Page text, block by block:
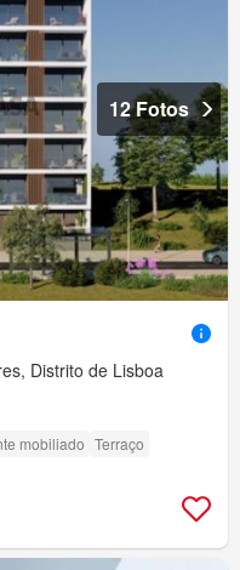
12 Fotos
Distrito de Lisboa
mobiliado Terraço